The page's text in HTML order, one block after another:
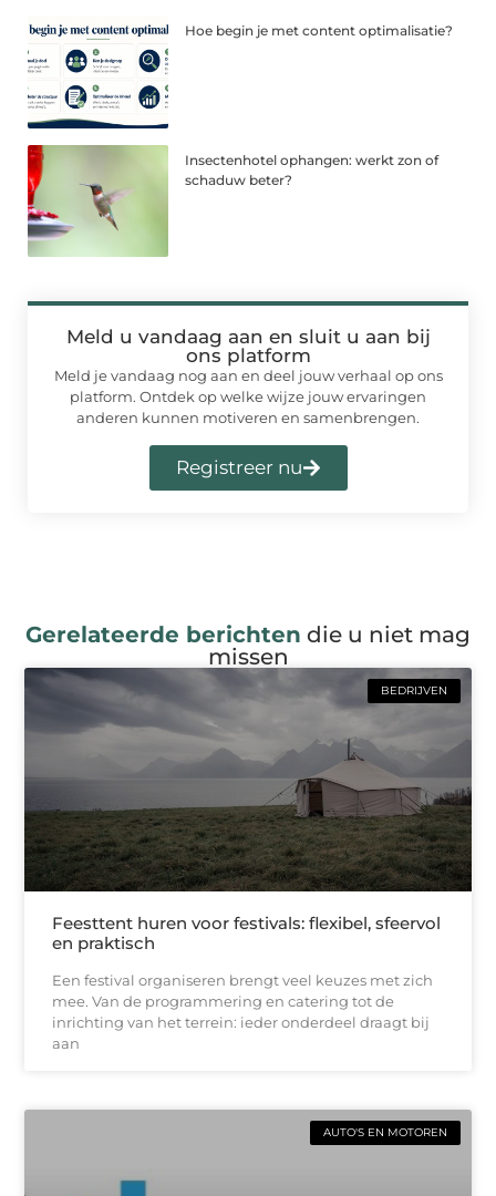
Hoe begin je met content optimalisatie?
Insectenhotel ophangen: werkt zon of
schaduw beter?
Meld u vandaag aan en sluit u aan bij
ons platform
Meld je vandaag nog aan en deel jouw verhaal op ons
platform. Ontdek op welke wijze jouw ervaringen
anderen kunnen motiveren en samenbrengen.
Registreer nu
Gerelateerde berichten die u niet mag
missen
BEDRIJVEN
Feesttent huren voor festivals: flexibel, sfeervol
en praktisch
Een festival organiseren brengt veel keuzes met zich
mee. Van de programmering en catering tot de
inrichting van het terrein: ieder onderdeel draagt bij
aan
AUTO'S EN MOTOREN